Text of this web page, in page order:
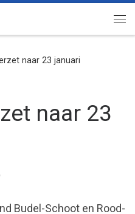
naar 23 januari
naar 23
Budel-Schoot en Rood-